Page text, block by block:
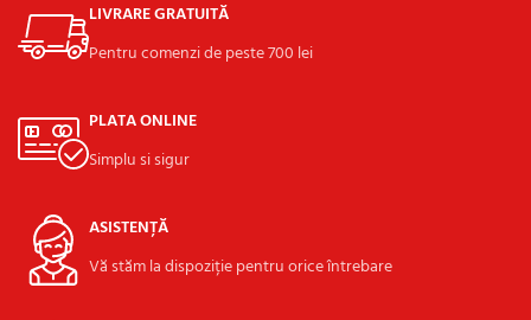
LIVRARE GRATUITĂ
Pentru comenzi de peste 700 lei
PLATA ONLINE
Simplu si sigur
ASISTENȚĂ
Vă stăm la dispoziție pentru orice întrebare